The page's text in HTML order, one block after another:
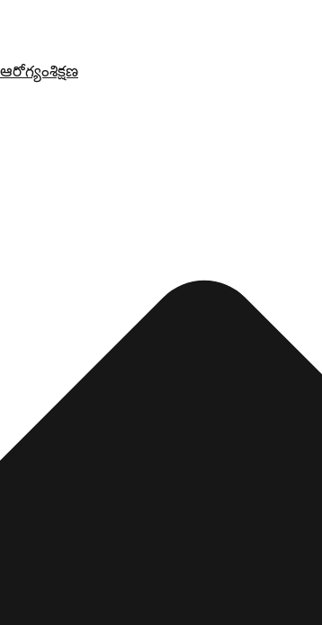
ఆరోగ్యంశిక్షణ